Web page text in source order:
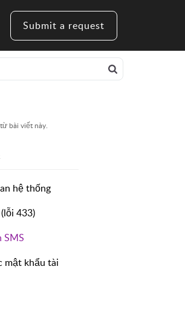
Submit a request
bài viết này.
hệ thống
433)
SMS
mật khẩu tài